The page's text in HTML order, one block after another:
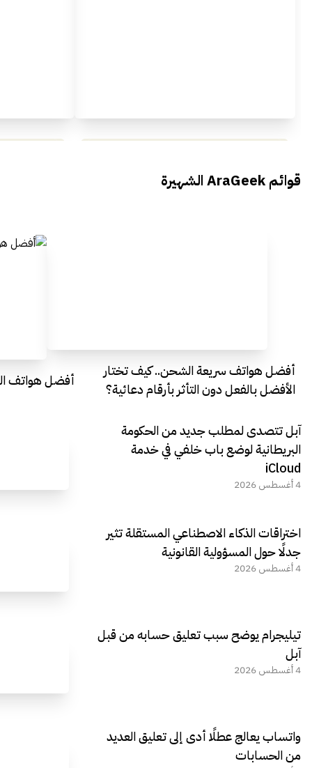
Everything Egypt
قوائم AraGeek الشهيرة
أفضل هواتف سريعة الشحن.. كيف تختار
الأفضل بالفعل دون التأثر بأرقام دعائية؟
أفضل هواتف
آبل تتصدى لمطلب جديد من الحكومة
البريطانية لوضع باب خلفي في خدمة
iCloud
4 أغسطس 2026
اختراقات الذكاء الاصطناعي المستقلة تثير
جدلًا حول المسؤولية القانونية
4 أغسطس 2026
تيليجرام يوضح سبب تعليق حسابه من قبل
آبل
4 أغسطس 2026
واتساب يعالج عطلًا أدى إلى تعليق العديد
من الحسابات